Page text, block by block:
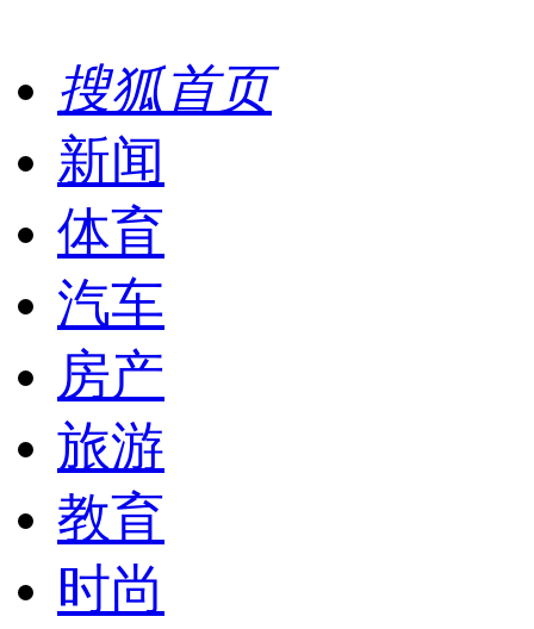
搜狐首页
新闻
体育
汽车
房产
旅游
教育
时尚